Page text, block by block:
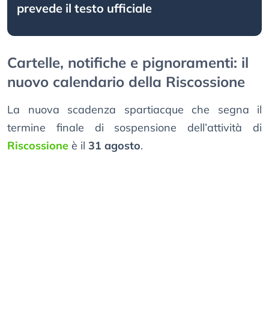
prevede il testo ufficiale
Cartelle, notifiche e pignoramenti: il
nuovo calendario della Riscossione
La nuova scadenza spartiacque che segna il
termine finale di sospensione dell’attività di
Riscossione è il 31 agosto.